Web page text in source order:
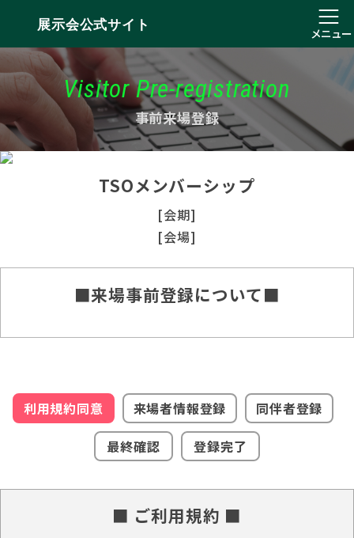
展示会公式サイト
メニュー
Visitor Pre-registration
事前来場登録
TSOメンバーシップ
[会期]
[会場]
■来場事前登録について■
利用規約同意 来場者情報登録
同伴者登録
最終確認
登録完了
■ ご利用規約 ■